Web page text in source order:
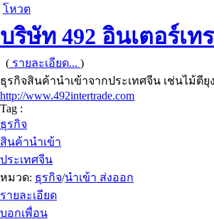
โหวต
บริษัท 492 อินเตอร์เท
( รายละเอียด... )
ธุรกิจสินค้านำเข้าจากประเทศจีน เช่นไม้ตี
http://www.492intertrade.com
Tag :
ธุรกิจ
สินค้านำเข้า
ประเทศจีน
หมวด: ธุรกิจ/นำเข้า ส่งออก
รายละเอียด
บอกเพื่อน